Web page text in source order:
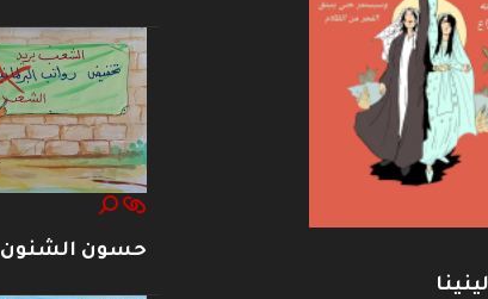
حسون الشنون